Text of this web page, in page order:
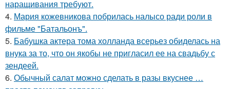
наращивания требуют.
4. Мария кожевникова побрилась налысо ради роли в
фильме "Батальонъ".
5. Бабушка актера тома холланда всерьез обиделась на
внука за то, что он якобы не пригласил ее на свадьбу с
зендеей.
6. Обычный салат можно сделать в разы вкуснее …